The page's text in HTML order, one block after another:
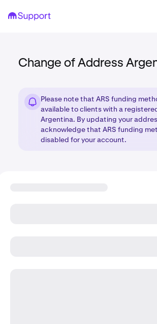
Change of Address
Please note that ARS funding
available to clients with a
Argentina. By updating your
acknowledge that ARS funding
disabled for your account.